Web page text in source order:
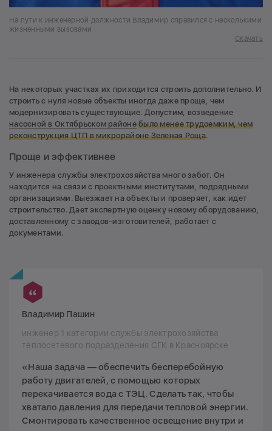
На пути к инженерной должности Владимир справился с несколькими
жизненными вызовами
Скачать
На некоторых участках их приходится строить дополнительно. И
строить с нуля новые объекты иногда даже проще, чем
модернизировать существующие. Допустим, возведение
насосной в Октябрьском районе было менее трудоемким, чем
реконструкция ЦТП в микрорайоне Зеленая Роща.
Проще и эффективнее
У инженера службы электрохозяйства много забот. Он
находится на связи с проектными институтами, подрядными
организациями. Выезжает на объекты и проверяет, как идет
строительство. Дает экспертную оценку новому оборудованию,
доставленному с заводов-изготовителей, работает с
документами.
Владимир Пашин
инженер 1 категории службы электрохозяйства
теплосетевого подразделения СГК в Красноярске
«Наша задача — обеспечить бесперебойную
работу двигателей, с помощью которых
перекачивается вода с ТЭЦ. Сделать так, чтобы
хватало давления для передачи тепловой энергии.
Смонтировать качественное освещение внутри и